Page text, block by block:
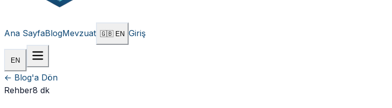
Ana SayfaBlogMevzuat 🇬🇧 EN Giriş
EN
← Blog'a Dön
Rehber8 dk